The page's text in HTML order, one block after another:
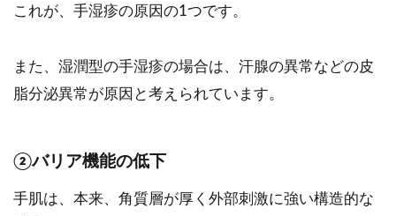
これが、手湿疹の原因の1つです。
また、湿潤型の手湿疹の場合は、汗腺の異常などの皮
脂分泌異常が原因と考えられています。
②バリア機能の低下
手肌は、本来、角質層が厚く外部刺激に強い構造的な